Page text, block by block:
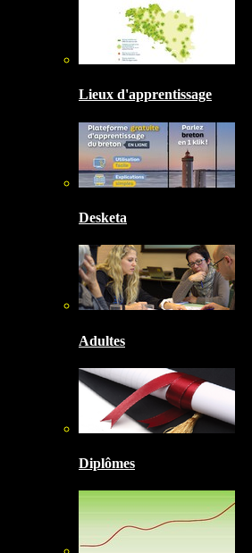
Lieux d'apprentissage
Desketa
Adultes
Diplômes